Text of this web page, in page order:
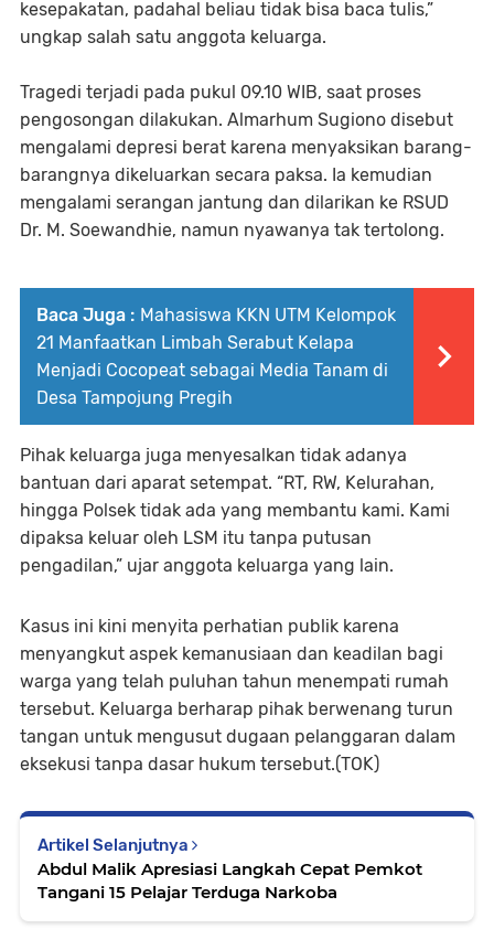
kesepakatan, padahal beliau tidak bisa baca tulis,”
ungkap salah satu anggota keluarga.
Tragedi terjadi pada pukul 09.10 WIB, saat proses
pengosongan dilakukan. Almarhum Sugiono disebut
mengalami depresi berat karena menyaksikan barang-
barangnya dikeluarkan secara paksa. Ia kemudian
mengalami serangan jantung dan dilarikan ke RSUD
Dr. M. Soewandhie, namun nyawanya tak tertolong.
Baca Juga : Mahasiswa KKN UTM Kelompok
21 Manfaatkan Limbah Serabut Kelapa
Menjadi Cocopeat sebagai Media Tanam di
Desa Tampojung Pregih
Pihak keluarga juga menyesalkan tidak adanya
bantuan dari aparat setempat. “RT, RW, Kelurahan,
hingga Polsek tidak ada yang membantu kami. Kami
dipaksa keluar oleh LSM itu tanpa putusan
pengadilan,” ujar anggota keluarga yang lain.
Kasus ini kini menyita perhatian publik karena
menyangkut aspek kemanusiaan dan keadilan bagi
warga yang telah puluhan tahun menempati rumah
tersebut. Keluarga berharap pihak berwenang turun
tangan untuk mengusut dugaan pelanggaran dalam
eksekusi tanpa dasar hukum tersebut.(TOK)
Artikel Selanjutnya
Abdul Malik Apresiasi Langkah Cepat Pemkot
Tangani 15 Pelajar Terduga Narkoba